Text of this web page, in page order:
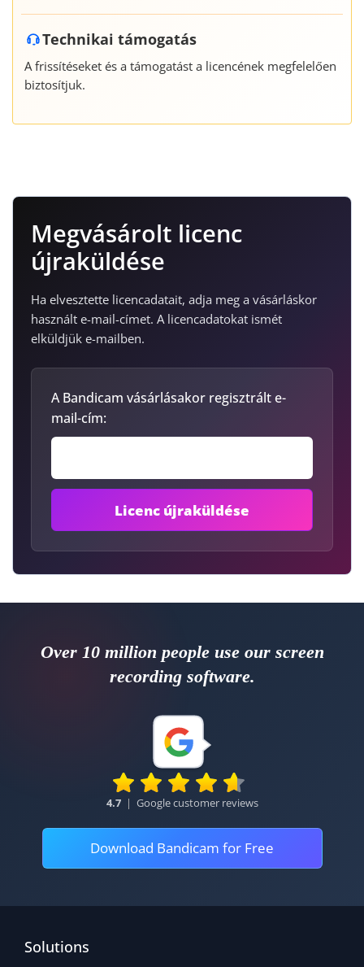
Technikai támogatás
A frissítéseket és a támogatást a licencének megfelelően
biztosítjuk.
Megvásárolt licenc
újraküldése
Ha elvesztette licencadatait, adja meg a vásárláskor
használt e-mail-címet. A licencadatokat ismét
elküldjük e-mailben.
A Bandicam vásárlásakor regisztrált e-
mail-cím:
Over 10 million people use our screen
recording software.
4.7 | Google customer reviews
Download Bandicam for Free
Solutions